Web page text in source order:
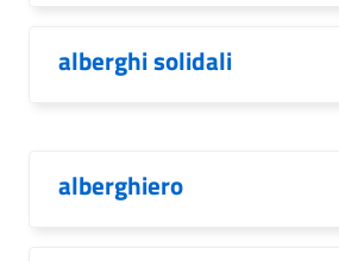
alberghi solidali
alberghiero